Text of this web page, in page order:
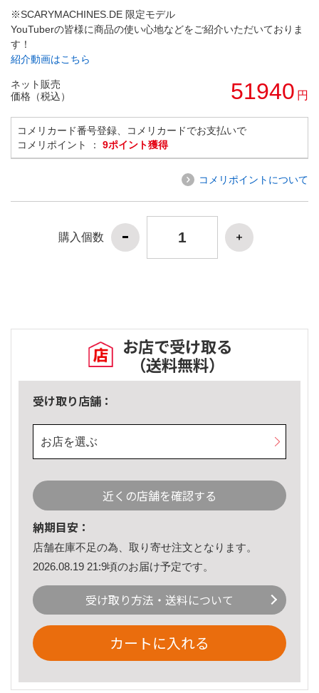
※SCARYMACHINES.DE 限定モデル
YouTuberの皆様に商品の使い心地などをご紹介いただいておりま
す！
紹介動画はこちら
ネット販売
価格（税込）
51940 円
コメリカード番号登録、コメリカードでお支払いで
コメリポイント ： 9ポイント獲得
コメリポイントについて
購入個数
お店で受け取る
（送料無料）
受け取り店舗：
お店を選ぶ
近くの店舗を確認する
納期目安：
店舗在庫不足の為、取り寄せ注文となります。
2026.08.19 21:9頃のお届け予定です。
受け取り方法・送料について
カートに入れる